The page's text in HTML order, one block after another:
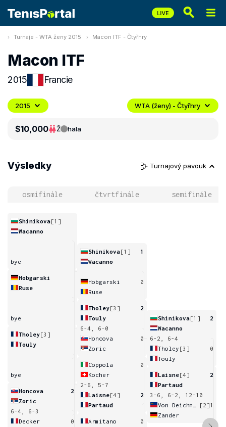
Turnaje - WTA ženy 2015 Macon ITF - Čtyřhry
Macon ITF
2015 Francie
2015 WTA (ženy) - Čtyřhry
$10,000 Ž hala
Výsledky Turnajový pavouk
osmifinále čtvrtfinále semifinále
Shinikova[1]
Wacanno
bye
Hobgarski
Ruse
bye
Tholey[3]
Touly
bye
Honcova
2
Zoric
6-4, 6-3
Decker
0
Shinikova[1]
1
Wacanno
Hobgarski
0
Ruse
Tholey[3]
2
Touly
6-4, 6-0
Honcova
0
Zoric
Coppola
0
Kocher
2-6, 5-7
Laisne[4]
2
Partaud
Armitano
0
Shinikova[1]
2
Wacanno
6-2, 6-4
Tholey [3]
0
Touly
Laisne[4]
2
Partaud
3-6, 6-2, 12-10
[2]1
Zander